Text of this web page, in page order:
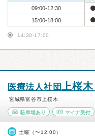
09:00-12:30
15:00-18:00
14:30-17:00
医療法人社団上桜
宮城県富谷市上桜木
駐車場あり マイナ受付
土曜（〜12:00）